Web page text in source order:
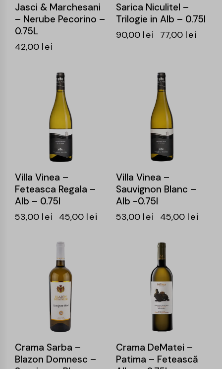
Jasci & Marchesani
– Nerube Pecorino –
0.75L
42,00 lei
Sarica Niculitel –
Trilogie in Alb – 0.75l
90,00 lei 77,00 lei
Villa Vinea –
Feteasca Regala –
Alb – 0.75l
53,00 lei 45,00 lei
Villa Vinea –
Sauvignon Blanc –
Alb -0.75l
53,00 lei 45,00 lei
Crama Sarba –
Blazon Domnesc –
Crama DeMatei –
Patima – Fetească